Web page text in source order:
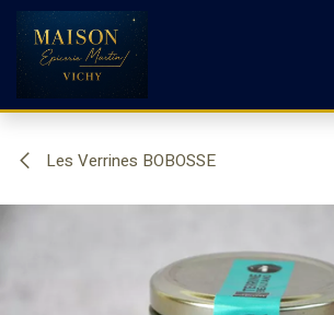
Se rendre au contenu
Les Verrines BOBOSSE